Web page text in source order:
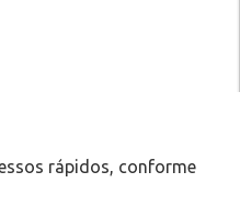
rápidos, conforme